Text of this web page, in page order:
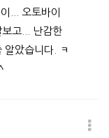
... 오토바이
고... 난감한
알았습니다. ㅋ